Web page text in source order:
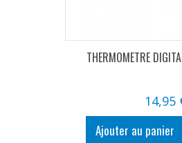
THERMOMETRE
14,95
Ajouter au panier